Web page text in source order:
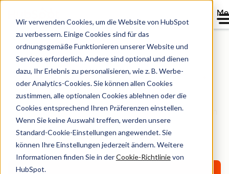
Wir verwenden Cookies, um die Website von HubSpot
zu verbessern. Einige Cookies sind für das
ordnungsgemäße Funktionieren unserer Website und
Services erforderlich. Andere sind optional und dienen
dazu, Ihr Erlebnis zu personalisieren, wie z. B. Werbe-
oder Analytics-Cookies. Sie können allen Cookies
zustimmen, alle optionalen Cookies ablehnen oder die
Cookies entsprechend Ihren Präferenzen einstellen.
Wenn Sie keine Auswahl treffen, werden unsere
Standard-Cookie-Einstellungen angewendet. Sie
können Ihre Einstellungen jederzeit ändern. Weitere
Informationen finden Sie in derCookie-Richtlinievon
HubSpot.
HubSpot Bibliothek
Entdecken Sie E-Books, Tools, Guides, Vorlagen und
Berichte – alles für Ihr Unternehmenswachstum. Filtern
Sie nach Thema oder Format und finden Sie das
Richtige.